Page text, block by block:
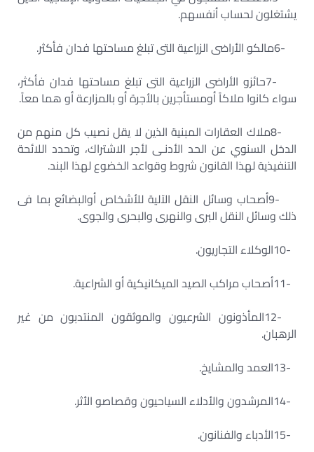
يشتغلون لحساب أنفسهم.
6-مالكو الأراضى الزراعية التى تبلغ مساحتها فدان فأكثر.
7-حائزو الأراضى الزراعية التى تبلغ مساحتها فدان فأكثر،
سواء كانوا ملاكاً أومستأجرين بالأجرة أو بالمزارعة أو هما معاً.
8-ملاك العقارات المبنية الذين لا يقل نصيب كل منهم من
الدخل السنوي عن الحد الأدنـى لأجر الاشتراك، وتحدد اللائحة
التنفيذية لهذا القانون شروط وقواعد الخضوع لهذا البند.
9-أصحاب وسائل النقل الآلية للأشخاص أوالبضائع بما فى
ذلك وسائل النقل البرى والنهرى والبحرى والجوى.
10-الوكلاء التجاريون.
11-أصحاب مراكب الصيد الميكانيكية أو الشراعية.
12-المأذونون الشرعيون والموثقون المنتدبون من غير
الرهبان.
13-العمد والمشايخ.
14-المرشدون والأدلاء السياحيون وقصاصو الأثر.
15-الأدباء والفنانون.